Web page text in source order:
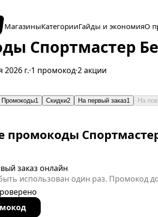
МагазиныКатегорииГайды и экономияО
Спортмастер
2026 г.·1 промокод·2 акции
Промокоды1 Скидки2 На первый заказ1 На
промокоды
заказ онлайн
использован один раз. Промокод
со скидкой более 30%, •товары с отметкой «Финальная цена», •товары с
•товары с желтыми ценниками, •подарочные карты,
промо-акциям и бонусной скидкой.